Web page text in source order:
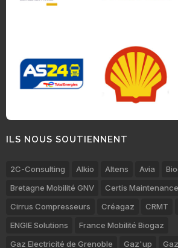
ILS NOUS SOUTIENNENT
2C-Consulting Alkio Altens Avia
Bretagne Mobilité GNV
Certis Maintenance
Cirrus Compresseurs
Créagaz CRMT
ENGIE Solutions
France Mobilité Biogaz
Gaz Electricité de Grenoble
Gaz'up